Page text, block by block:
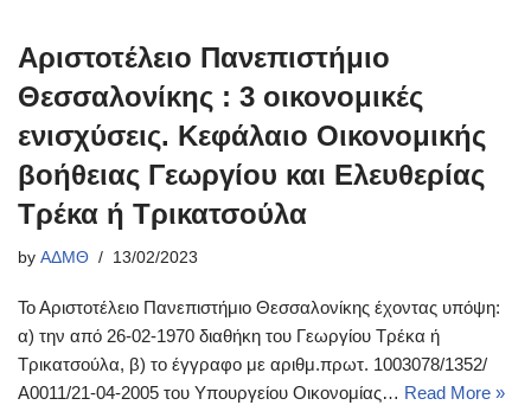
Αριστοτέλειο Πανεπιστήμιο
Θεσσαλονίκης : 3 οικονομικές
ενισχύσεις. Κεφάλαιο Οικονομικής
βοήθειας Γεωργίου και Ελευθερίας
Τρέκα ή Τρικατσούλα
by ΑΔΜΘ 13/02/2023
Το Αριστοτέλειο Πανεπιστήμιο Θεσσαλονίκης έχοντας υπόψη:
α) την από 26-02-1970 διαθήκη του Γεωργίου Τρέκα ή
Τρικατσούλα, β) το έγγραφο με αριθμ.πρωτ. 1003078/1352/
Α0011/21-04-2005 του Υπουργείου Οικονομίας… Read More »